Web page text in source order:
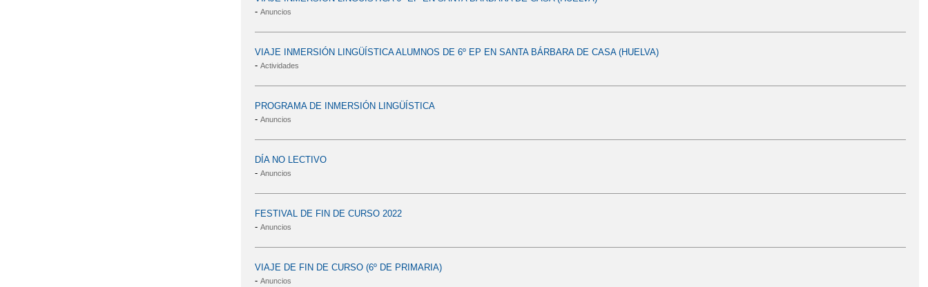
- Anuncios
VIAJE INMERSIÓN LINGÜÍSTICA ALUMNOS DE 6º EP EN SANTA BÁRBARA DE CASA (HUELVA)
- Actividades
PROGRAMA DE INMERSIÓN LINGÜÍSTICA
- Anuncios
DÍA NO LECTIVO
- Anuncios
FESTIVAL DE FIN DE CURSO 2022
- Anuncios
VIAJE DE FIN DE CURSO (6º DE PRIMARIA)
- Anuncios